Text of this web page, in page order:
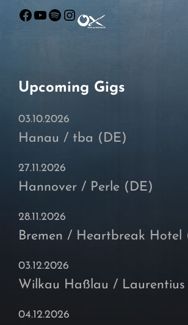
Facebook
YouTube
Spotify
Instagram
Upcoming Gigs
03.10.2026
Hanau / tba (DE)
27.11.2026
Hannover / Perle (DE)
28.11.2026
Bremen / Heartbreak Hotel
03.12.2026
Wilkau Haßlau / Laurentius
04.12.2026